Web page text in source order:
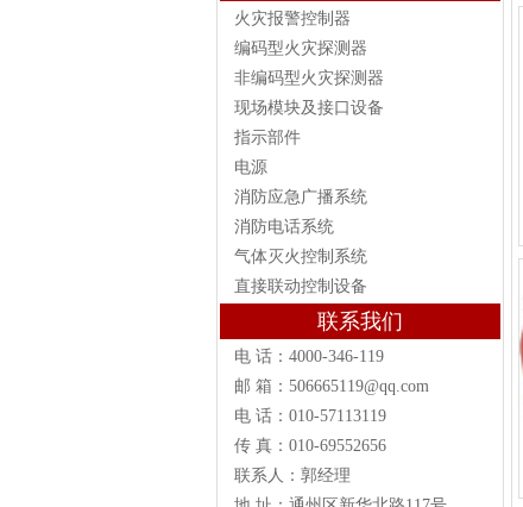
火灾报警控制器
编码型火灾探测器
非编码型火灾探测器
现场模块及接口设备
指示部件
电源
消防应急广播系统
消防电话系统
气体灭火控制系统
直接联动控制设备
联系我们
电 话：4000-346-119
邮 箱：506665119@qq.com
电 话：010-57113119
传 真：010-69552656
联系人：郭经理